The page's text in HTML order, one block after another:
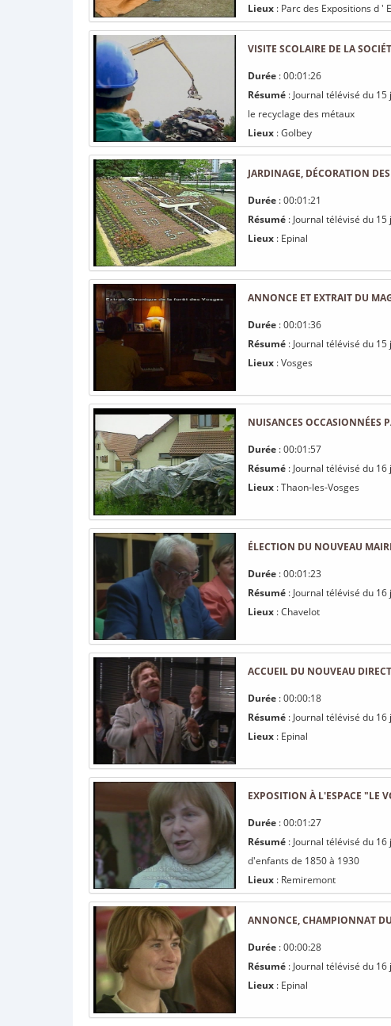
Lieux : Parc des Expositions d '
VISITE SCOLAIRE DE LA
Durée : 00:01:26
Résumé : Journal télévisé du
le recyclage des métaux
Lieux : Golbey
JARDINAGE, DÉCORATION
Durée : 00:01:21
Résumé : Journal télévisé du
Lieux : Epinal
ANNONCE ET EXTRAIT DU
Durée : 00:01:36
Résumé : Journal télévisé du
Lieux : Vosges
NUISANCES OCCASIONNÉES
Durée : 00:01:57
Résumé : Journal télévisé du
Lieux : Thaon-les-Vosges
ÉLECTION DU NOUVEAU
Durée : 00:01:23
Résumé : Journal télévisé du
Lieux : Chavelot
ACCUEIL DU NOUVEAU
Durée : 00:00:18
Résumé : Journal télévisé du
Lieux : Epinal
EXPOSITION À L'ESPACE "LE
Durée : 00:01:27
Résumé : Journal télévisé du
d'enfants de 1850 à 1930
Lieux : Remiremont
ANNONCE, CHAMPIONNAT
Durée : 00:00:28
Résumé : Journal télévisé du
Lieux : Epinal